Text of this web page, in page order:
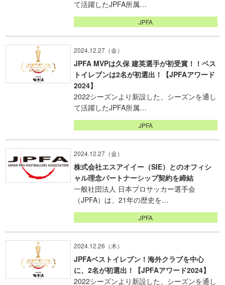
て活躍したJPFA所属…
JPFA
2024.12.27（金）
JPFA MVPは久保 建英選手が初受賞！！ベス
トイレブンは2名が初選出！【JPFAアワード
2024】
2022シーズンより新設した、シーズンを通し
て活躍したJPFA所属…
JPFA
2024.12.27（金）
株式会社エスアイイー（SIE）とのオフィシ
ャル理念パートナーシップ契約を締結
一般社団法人 日本プロサッカー選手会
（JPFA）は、21年の歴史を…
JPFA
2024.12.26（木）
JPFAベストイレブン！海外クラブを中心
に、2名が初選出！【JPFAアワード2024】
2022シーズンより新設した、シーズンを通し